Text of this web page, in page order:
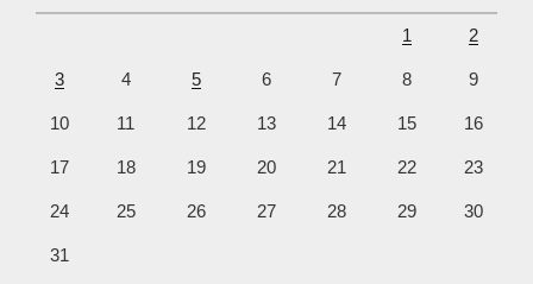
1 2
3 4 5 6 7 8 9
10 11 12 13 14 15 16
17 18 19 20 21 22 23
24 25 26 27 28 29 30
31